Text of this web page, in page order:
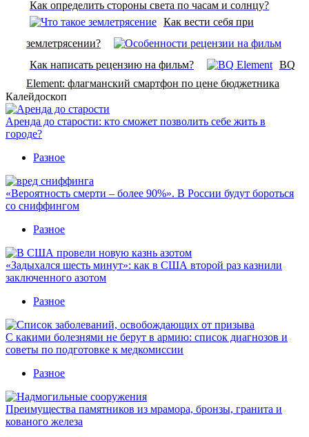
Как определить стороны света по часам и солнцу?
Как вести себя при
землетрясении?
Как написать рецензию на фильм?
BQ
Element: флагманский смартфон по цене бюджетника
Калейдоскоп
Аренда до старости: кто сможет позволить себе жить в
городе?
Разное
«Вероятность смерти – более 90%». В России будут бороться
со сниффингом
Разное
«Задыхался шесть минут»: как в США второй раз казнили
заключенного азотом
Разное
С какими болезнями не берут в армию: список диагнозов и
советы по подготовке к медкомиссии
Разное
Преимущества памятников из мрамора, бронзы, гранита и
кованого железа